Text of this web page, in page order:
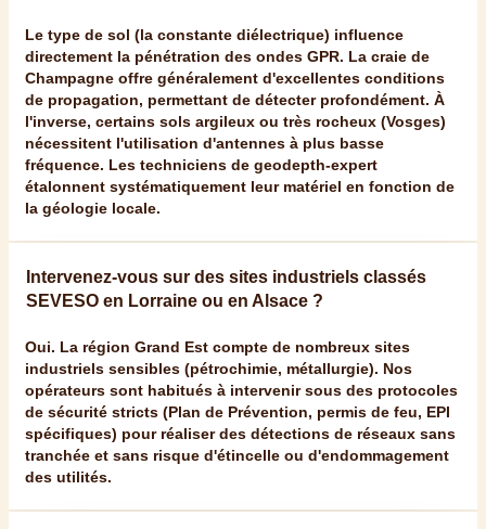
Le type de sol (la constante diélectrique) influence
directement la pénétration des ondes GPR. La craie de
Champagne offre généralement d'excellentes conditions
de propagation, permettant de détecter profondément. À
l'inverse, certains sols argileux ou très rocheux (Vosges)
nécessitent l'utilisation d'antennes à plus basse
fréquence. Les techniciens de geodepth-expert
étalonnent systématiquement leur matériel en fonction de
la géologie locale.
Intervenez-vous sur des sites industriels classés
SEVESO en Lorraine ou en Alsace ?
Oui. La région Grand Est compte de nombreux sites
industriels sensibles (pétrochimie, métallurgie). Nos
opérateurs sont habitués à intervenir sous des protocoles
de sécurité stricts (Plan de Prévention, permis de feu, EPI
spécifiques) pour réaliser des détections de réseaux sans
tranchée et sans risque d'étincelle ou d'endommagement
des utilités.